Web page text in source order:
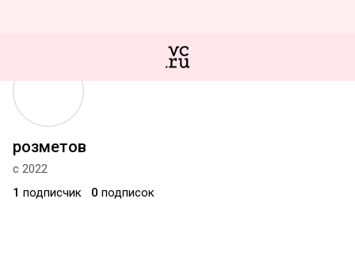
розметов
с 2022
1 подписчик 0 подписок